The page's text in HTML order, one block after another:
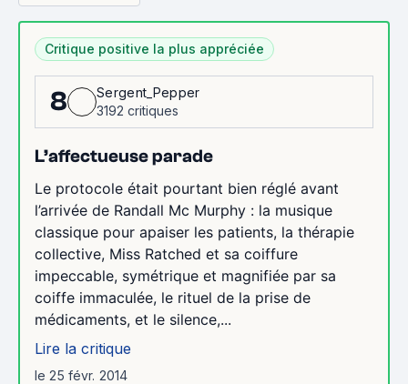
Critique positive la plus appréciée
8
Sergent_Pepper
3192 critiques
L’affectueuse parade
Le protocole était pourtant bien réglé avant
l’arrivée de Randall Mc Murphy : la musique
classique pour apaiser les patients, la thérapie
collective, Miss Ratched et sa coiffure
impeccable, symétrique et magnifiée par sa
coiffe immaculée, le rituel de la prise de
médicaments, et le silence,...
Lire la critique
le 25 févr. 2014